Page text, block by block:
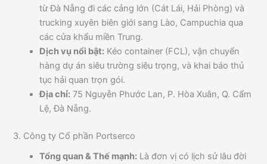
từ Đà Nẵng đi các cảng lớn (Cát Lái, Hải Phòng) và
trucking xuyên biên giới sang Lào, Campuchia qua
các cửa khẩu miền Trung.
Dịch vụ nổi bật: Kéo container (FCL), vận chuyển
hàng dự án siêu trường siêu trọng, và khai báo thủ
tục hải quan trọn gói.
Địa chỉ: 75 Nguyễn Phước Lan, P. Hòa Xuân, Q. Cẩm
Lệ, Đà Nẵng.
3. Công ty Cổ phần Portserco
Tổng quan & Thế mạnh: Là đơn vị có lịch sử lâu đời